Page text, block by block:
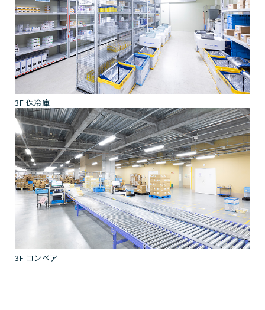
3F 保冷庫
3F コンベア